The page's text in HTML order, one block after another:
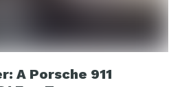
A Porsche 911